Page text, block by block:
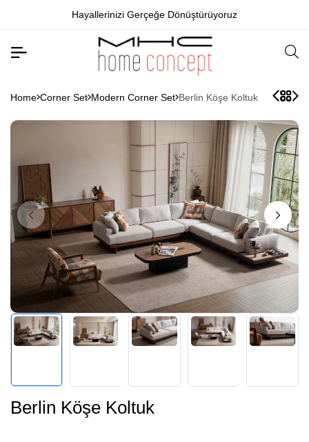
Hayallerinizi Gerçeğe Dönüştürüyoruz
Home Corner Set Modern Corner Set Berlin Köşe Koltuk
Berlin Köşe Koltuk